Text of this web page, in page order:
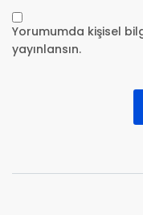
Yorumumda kişisel
yayınlansın.